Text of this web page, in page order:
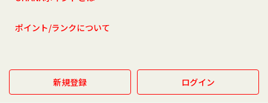
ポイント/ランクについて
新規登録 ログイン